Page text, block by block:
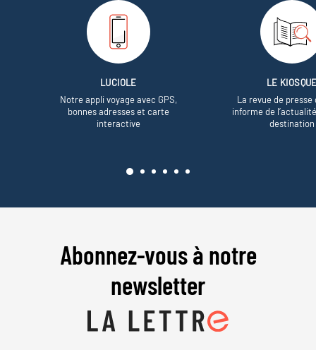
LUCIOLE
Notre appli voyage avec GPS,
bonnes adresses et carte
interactive
LE
La revue de presse
informe de
destination
Abonnez-vous à notre
newsletter